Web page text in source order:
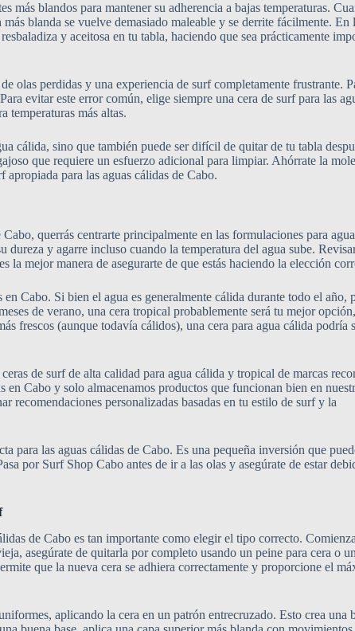
más blandos para mantener su adherencia a bajas temperaturas.
blanda se vuelve demasiado maleable y se derrite fácilmente. En
y aceitosa en tu tabla, haciendo que sea prácticamente
olas perdidas y una experiencia de surf completamente frustrante.
evitar este error común, elige siempre una cera de surf para las
temperaturas más altas.
cálida, sino que también puede ser difícil de quitar de tu tabla
que requiere un esfuerzo adicional para limpiar. Ahórrate la
apropiada para las aguas cálidas de Cabo.
querrás centrarte principalmente en las formulaciones para
dureza y agarre incluso cuando la temperatura del agua sube.
la mejor manera de asegurarte de que estás haciendo la elección
Cabo. Si bien el agua es generalmente cálida durante todo el año,
de verano, una cera tropical probablemente será tu mejor opción,
frescos (aunque todavía cálidos), una cera para agua cálida podría
de surf de alta calidad para agua cálida y tropical de marcas
en Cabo y solo almacenamos productos que funcionan bien en
recomendaciones personalizadas basadas en tu estilo de surf y la
para las aguas cálidas de Cabo. Es una pequeña inversión que
por Surf Shop Cabo antes de ir a las olas y asegúrate de estar
de Cabo es tan importante como elegir el tipo correcto.
asegúrate de quitarla por completo usando un peine para cera o un
que la nueva cera se adhiera correctamente y proporcione el
aplicando la cera en un patrón entrecruzado. Esto crea una